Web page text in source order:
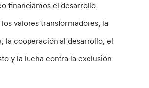
financiamos el desarrollo
valores transformadores, la
la cooperación al desarrollo, el
y la lucha contra la exclusión